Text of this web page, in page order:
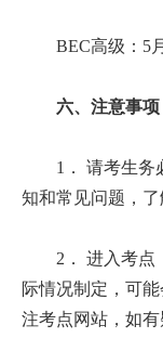
BEC高级：5月
六、注意事项
1． 请考生务必
知和常见问题，了
2． 进入考点（
际情况制定，可
注考点网站，如有